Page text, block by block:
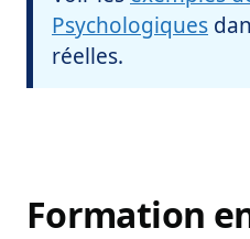
Psychologiques
réelles.
Premiers
Formation